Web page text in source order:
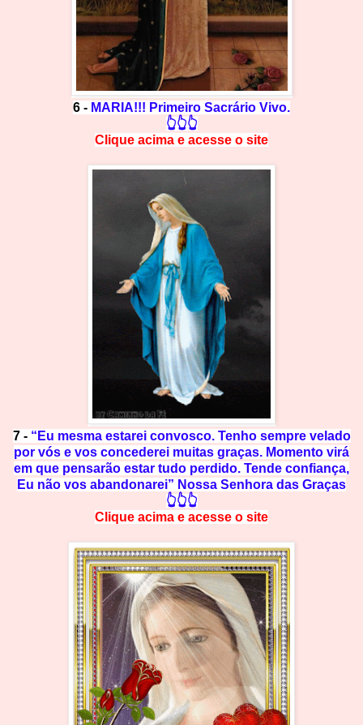
6 - MARIA!!! Primeiro Sacrário Vivo.
👆👆👆
Clique acima e acesse o site
7 - “Eu mesma estarei convosco. Tenho sempre velado
por vós e vos concederei muitas graças. Momento virá
em que pensarão estar tudo perdido. Tende confiança,
Eu não vos abandonarei” Nossa Senhora das Graças
👆👆👆
Clique acima e acesse o site